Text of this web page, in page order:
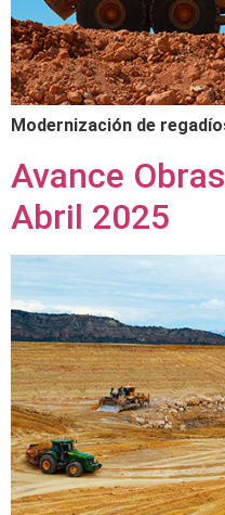
Modernización de
Avance
Abril 2025